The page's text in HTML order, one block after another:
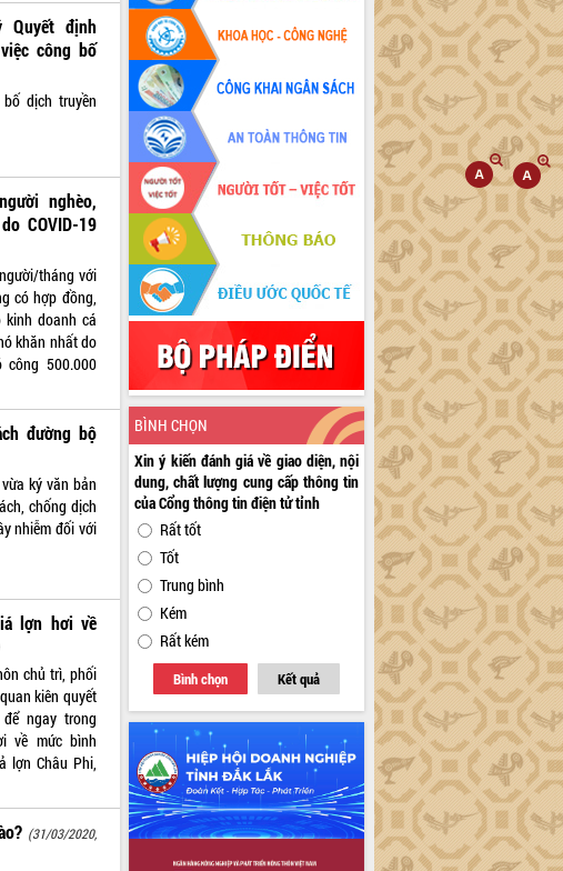
Quyết định
công bố
dịch truyền
nghèo,
COVID-19
tháng với
có hợp đồng,
kinh doanh cá
khăn nhất do
500.000
đường bộ
ký văn bản
chống dịch
nhiễm đối với
lợn hơi về
chủ trì, phối
kiên quyết
ngay trong
về mức bình
lợn Châu Phi,
(31/03/2020,
BÌNH CHỌN
Xin ý kiến đánh giá về giao diện, nội
dung, chất lượng cung cấp thông tin
của Cổng thông tin điện tử tỉnh
Rất tốt
Tốt
Trung bình
Kém
Rất kém
Bình chọn Kết quả